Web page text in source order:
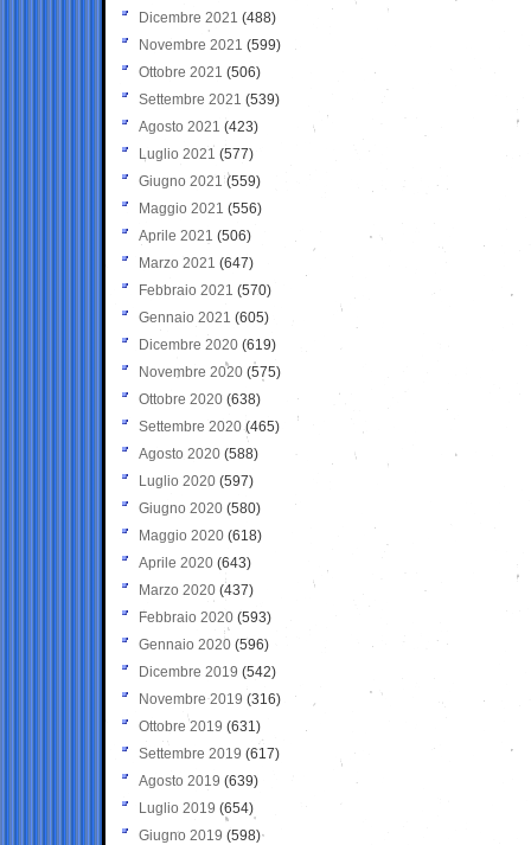
Dicembre 2021 (488)
Novembre 2021 (599)
Ottobre 2021 (506)
Settembre 2021 (539)
Agosto 2021 (423)
Luglio 2021 (577)
Giugno 2021(559)
Maggio 2021 (556)
Aprile 2021 (506)
Marzo 2021 (647)
Febbraio 2021 (570)
Gennaio 2021 (605)
Dicembre 2020 (619)
Novembre 2020 (575)
Ottobre 2020 (638)
Settembre 2020(465)
Agosto 2020 (588)
Luglio 2020 (597)
Giugno 2020 (580)
Maggio 2020 (618)
Aprile 2020 (643)
Marzo 2020 (437)
Febbraio 2020 (593)
Gennaio 2020 (596)
Dicembre 2019 (542)
Novembre 2019 (316)
Ottobre 2019 (631)
Settembre 2019 (617)
Agosto 2019 (639)
Luglio 2019 (654)
Giugno 2019 (598)